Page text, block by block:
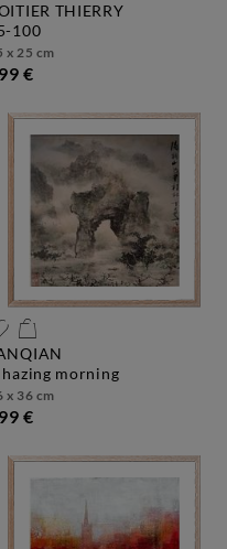
THIERRY
100
x 25 cm
€
a hazing morning
x 36 cm
€